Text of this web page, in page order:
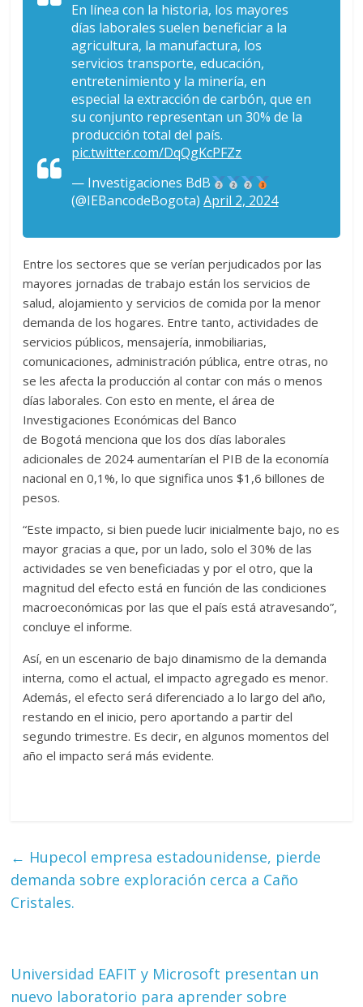
En línea con la historia, los mayores
días laborales suelen beneficiar a la
agricultura, la manufactura, los
servicios transporte, educación,
entretenimiento y la minería, en
especial la extracción de carbón, que en
su conjunto representan un 30% de la
producción total del país.
pic.twitter.com/DqQgKcPFZz
— Investigaciones BdB
(@IEBancodeBogota)April 2, 2024
Entre los sectores que se verían perjudicados por las
mayores jornadas de trabajo están los servicios de
salud, alojamiento y servicios de comida por la menor
demanda de los hogares. Entre tanto, actividades de
servicios públicos, mensajería, inmobiliarias,
comunicaciones, administración pública, entre otras, no
se les afecta la producción al contar con más o menos
días laborales. Con esto en mente, el área de
Investigaciones Económicas del Banco
de Bogotá menciona que los dos días laborales
adicionales de 2024 aumentarían el PIB de la economía
nacional en 0,1%, lo que significa unos $1,6 billones de
pesos.
“Este impacto, si bien puede lucir inicialmente bajo, no es
mayor gracias a que, por un lado, solo el 30% de las
actividades se ven beneficiadas y por el otro, que la
magnitud del efecto está en función de las condiciones
macroeconómicas por las que el país está atravesando”,
concluye el informe.
Así, en un escenario de bajo dinamismo de la demanda
interna, como el actual, el impacto agregado es menor.
Además, el efecto será diferenciado a lo largo del año,
restando en el inicio, pero aportando a partir del
segundo trimestre. Es decir, en algunos momentos del
año el impacto será más evidente.
← Hupecol empresa estadounidense, pierde
demanda sobre exploración cerca a Caño
Cristales.
Universidad EAFIT y Microsoft presentan un
nuevo laboratorio para aprender sobre